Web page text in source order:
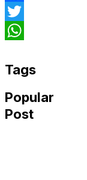
Facebook
Twitter
Tags
Popular
Post